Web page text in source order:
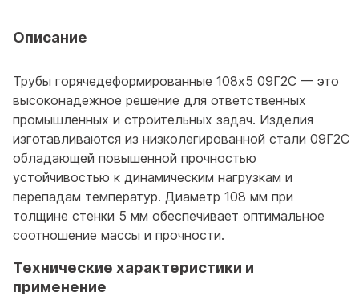
Описание
Трубы горячедеформированные 108x5 09Г2С — это
высоконадежное решение для ответственных
промышленных и строительных задач. Изделия
изготавливаются из низколегированной стали 09Г2С
обладающей повышенной прочностью
устойчивостью к динамическим нагрузкам и
перепадам температур. Диаметр 108 мм при
толщине стенки 5 мм обеспечивает оптимальное
соотношение массы и прочности.
Технические характеристики и
применение